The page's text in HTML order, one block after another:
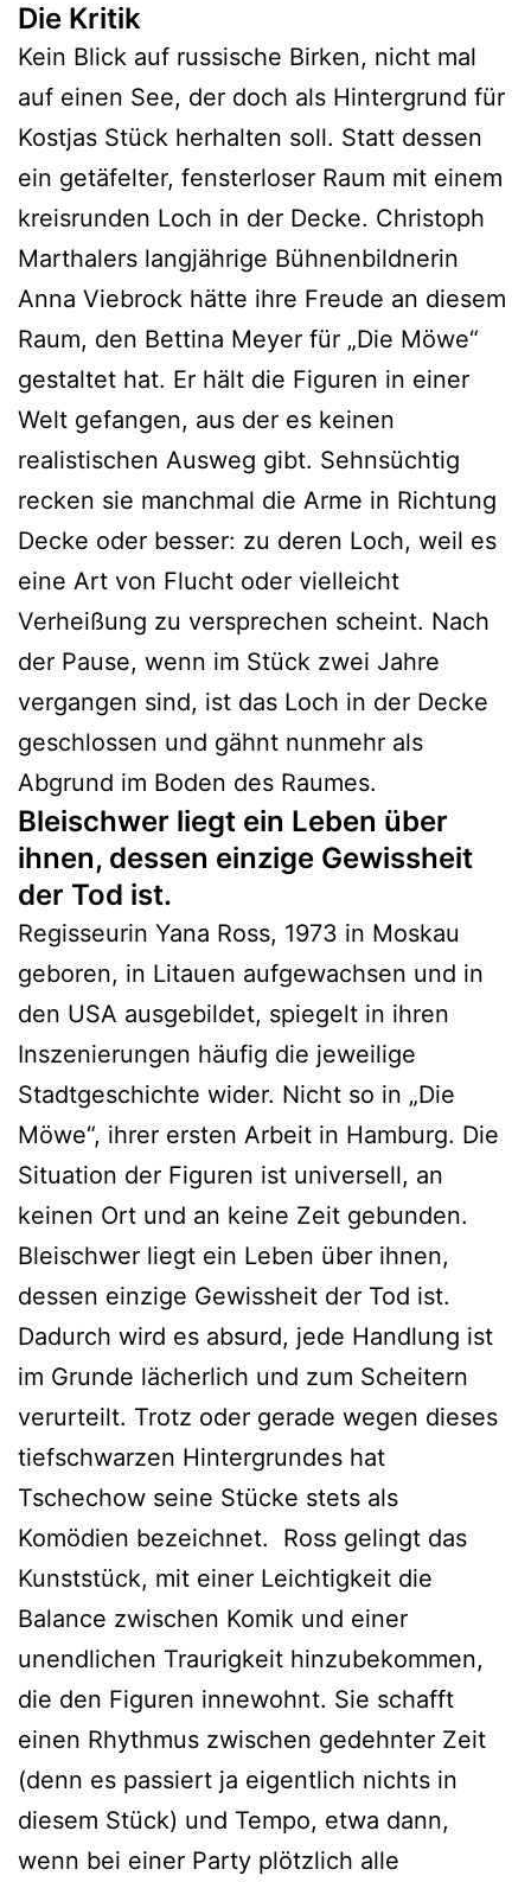
Die Kritik
Kein Blick auf russische Birken, nicht mal
auf einen See, der doch als Hintergrund für
Kostjas Stück herhalten soll. Statt dessen
ein getäfelter, fensterloser Raum mit einem
kreisrunden Loch in der Decke. Christoph
Marthalers langjährige Bühnenbildnerin
Anna Viebrock hätte ihre Freude an diesem
Raum, den Bettina Meyer für „Die Möwe“
gestaltet hat. Er hält die Figuren in einer
Welt gefangen, aus der es keinen
realistischen Ausweg gibt. Sehnsüchtig
recken sie manchmal die Arme in Richtung
Decke oder besser: zu deren Loch, weil es
eine Art von Flucht oder vielleicht
Verheißung zu versprechen scheint. Nach
der Pause, wenn im Stück zwei Jahre
vergangen sind, ist das Loch in der Decke
geschlossen und gähnt nunmehr als
Abgrund im Boden des Raumes.
Bleischwer liegt ein Leben über
ihnen, dessen einzige Gewissheit
der Tod ist.
Regisseurin Yana Ross, 1973 in Moskau
geboren, in Litauen aufgewachsen und in
den USA ausgebildet, spiegelt in ihren
Inszenierungen häufig die jeweilige
Stadtgeschichte wider. Nicht so in „Die
Möwe“, ihrer ersten Arbeit in Hamburg. Die
Situation der Figuren ist universell, an
keinen Ort und an keine Zeit gebunden.
Bleischwer liegt ein Leben über ihnen,
dessen einzige Gewissheit der Tod ist.
Dadurch wird es absurd, jede Handlung ist
im Grunde lächerlich und zum Scheitern
verurteilt. Trotz oder gerade wegen dieses
tiefschwarzen Hintergrundes hat
Tschechow seine Stücke stets als
Komödien bezeichnet. Ross gelingt das
Kunststück, mit einer Leichtigkeit die
Balance zwischen Komik und einer
unendlichen Traurigkeit hinzubekommen,
die den Figuren innewohnt. Sie schafft
einen Rhythmus zwischen gedehnter Zeit
(denn es passiert ja eigentlich nichts in
diesem Stück) und Tempo, etwa dann,
wenn bei einer Party plötzlich alle